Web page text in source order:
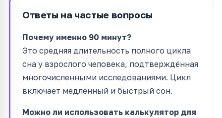
Ответы на частые вопросы
Почему именно 90 минут?
Это средняя длительность полного цикла
сна у взрослого человека, подтверждённая
многочисленными исследованиями. Цикл
включает медленный и быстрый сон.
Можно ли использовать калькулятор для